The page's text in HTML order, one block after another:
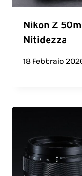
Nikon Z
Nitidezza
18 Febbraio